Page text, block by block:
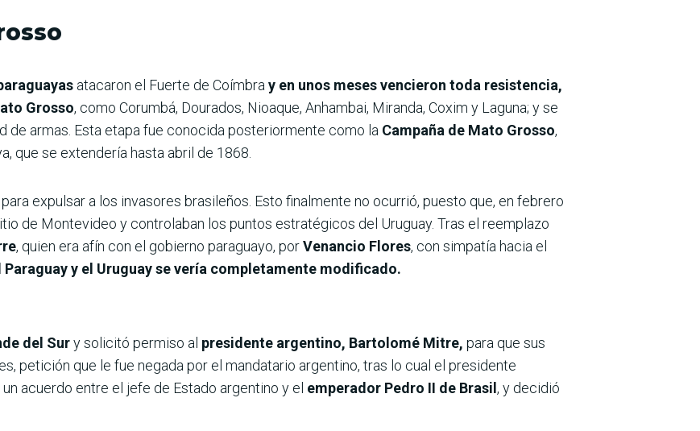
atacaron el Fuerte de Coímbra y en unos meses vencieron toda resistencia,
Grosso, como Corumbá, Dourados, Nioaque, Anhambai, Miranda, Coxim y Laguna; y se
de armas. Esta etapa fue conocida posteriormente como la Campaña de Mato Grosso,
que se extendería hasta abril de 1868.
expulsar a los invasores brasileños. Esto finalmente no ocurrió, puesto que, en febrero
de Montevideo y controlaban los puntos estratégicos del Uruguay. Tras el reemplazo
, quien era afín con el gobierno paraguayo, porVenancio Flores, con simpatía hacia el
y el Uruguay se vería completamente modificado.
del Sury solicitó permiso al presidente argentino, Bartolomé Mitre, para que sus
petición que le fue negada por el mandatario argentino, tras lo cual el presidente
acuerdo entre el jefe de Estado argentino y el emperador Pedro II de Brasil, y decidió